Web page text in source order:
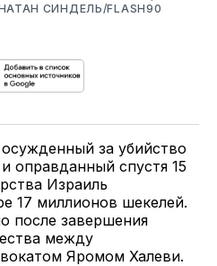
СИНДЕЛЬ/FLASH90
за убийство
оправданный спустя 15
Израиль
17 миллионов шекелей.
после завершения
между
Яромом Халеви.